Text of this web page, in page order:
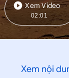
Xem Video
02:01
Xem nội